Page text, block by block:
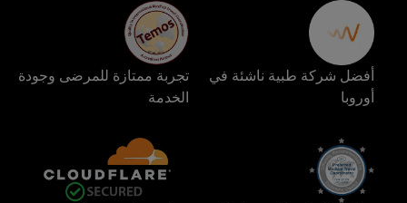
أفضل شركة طبية ناشئة في
أوروبا
تجربة ممتازة للمرضى وجودة
الخدمة